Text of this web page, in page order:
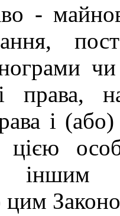
-
чи
права,
і
цим